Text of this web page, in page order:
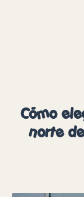
Cómo
norte